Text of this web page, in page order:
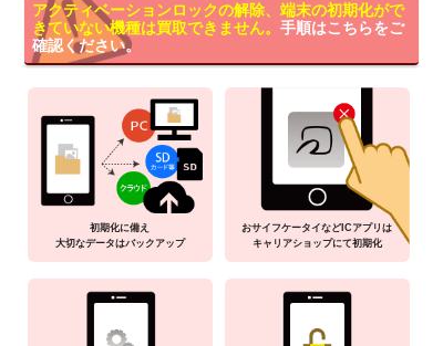
アクティベーションロックの解除、端末の初期化がで
きていない機種は買取できません。 手順はこちらをご
確認ください。
初期化に備え
大切なデータはバックアップ
おサイフケータイなどICアプリは
キャリアショップにて初期化